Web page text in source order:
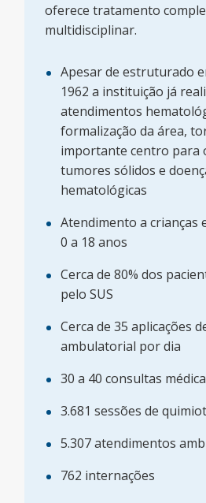
oferece tratamento
multidisciplinar.
Apesar de estruturado
1962 a instituição já
atendimentos
formalização da área,
importante centro para
tumores sólidos e
hematológicas
Atendimento a crianças
0 a 18 anos
Cerca de 80% dos
pelo SUS
Cerca de 35 aplicações
ambulatorial por dia
30 a 40 consultas
3.681 sessões de
5.307 atendimentos
762 internações